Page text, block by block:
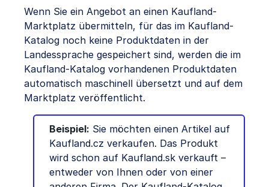
Wenn Sie ein Angebot an einen Kaufland-
Marktplatz übermitteln, für das im Kaufland-
Katalog noch keine Produktdaten in der
Landessprache gespeichert sind, werden die im
Kaufland-Katalog vorhandenen Produktdaten
automatisch maschinell übersetzt und auf dem
Marktplatz veröffentlicht.
Beispiel: Sie möchten einen Artikel auf
Kaufland.cz verkaufen. Das Produkt
wird schon auf Kaufland.sk verkauft –
entweder von Ihnen oder von einer